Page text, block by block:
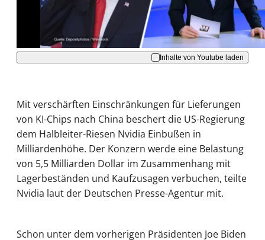
Akzeptieren
Inhalte von Youtube laden
Mit verschärften Einschränkungen für Lieferungen
von KI-Chips nach China beschert die US-Regierung
dem Halbleiter-Riesen Nvidia Einbußen in
Milliardenhöhe. Der Konzern werde eine Belastung
von 5,5 Milliarden Dollar im Zusammenhang mit
Lagerbeständen und Kaufzusagen verbuchen, teilte
Nvidia laut der Deutschen Presse-Agentur mit.
Schon unter dem vorherigen Präsidenten Joe Biden